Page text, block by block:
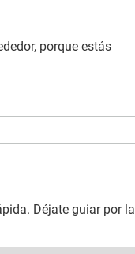
porque estás
Déjate guiar por la